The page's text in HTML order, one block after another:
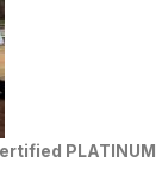
PLATINUM